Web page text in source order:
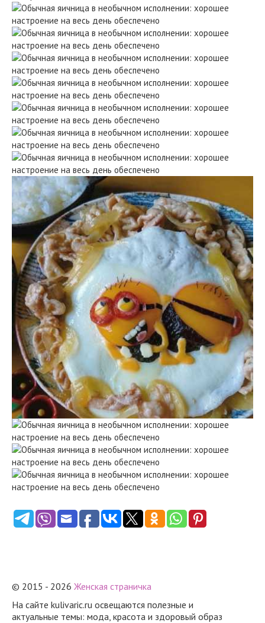
© 2015 - 2026 Женская страничка
На сайте kulivaric.ru освещаются полезные и
актуальные темы: мода, красота и здоровый образ